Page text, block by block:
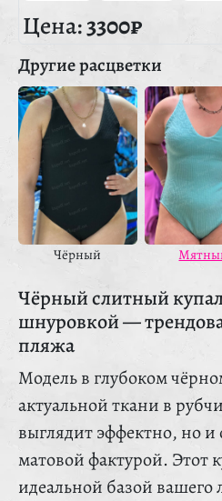
Цена:3300₽
Другие расцветки
Чёрный
Чёрный слитный
шнуровкой —
пляжа
Модель в глубоком
актуальной ткани в
выглядит эффектно, но и
матовой фактурой. Этот
идеальной базой вашего